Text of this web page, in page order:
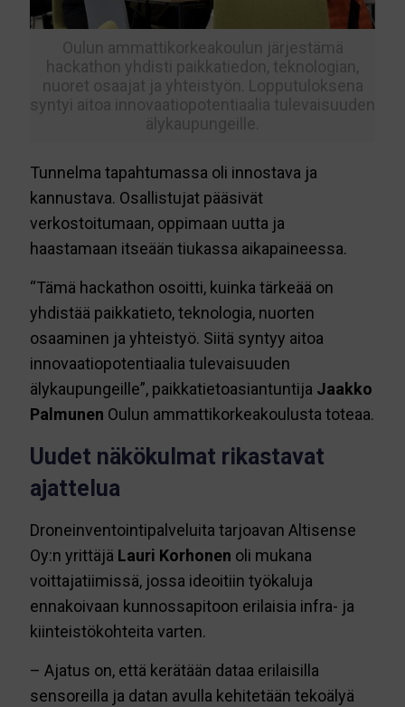
Oulun ammattikorkeakoulun järjestämä
hackathon yhdisti paikkatiedon, teknologian,
nuoret osaajat ja yhteistyön. Lopputuloksena
syntyi aitoa innovaatiopotentiaalia tulevaisuuden
älykaupungeille.
Tunnelma tapahtumassa oli innostava ja
kannustava. Osallistujat pääsivät
verkostoitumaan, oppimaan uutta ja
haastamaan itseään tiukassa aikapaineessa.
“Tämä hackathon osoitti, kuinka tärkeää on
yhdistää paikkatieto, teknologia, nuorten
osaaminen ja yhteistyö. Siitä syntyy aitoa
innovaatiopotentiaalia tulevaisuuden
älykaupungeille”, paikkatietoasiantuntija Jaakko
Palmunen Oulun ammattikorkeakoulusta toteaa.
Uudet näkökulmat rikastavat
ajattelua
Droneinventointipalveluita tarjoavan Altisense
Oy:n yrittäjä Lauri Korhonen oli mukana
voittajatiimissä, jossa ideoitiin työkaluja
ennakoivaan kunnossapitoon erilaisia infra- ja
kiinteistökohteita varten.
– Ajatus on, että kerätään dataa erilaisilla
sensoreilla ja datan avulla kehitetään tekoälyä